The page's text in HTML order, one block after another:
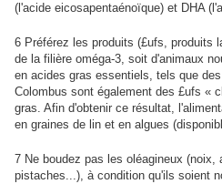
(l'acide eicosapentaénoïque) et DHA
6 Préférez les produits (£ufs, produits
de la filière oméga-3, soit d'animaux
en acides gras essentiels, tels que
Colombus sont également des £ufs «
gras. Afin d'obtenir ce résultat,
en graines de lin et en algues
7 Ne boudez pas les oléagineux (noix,
pistaches...), à condition qu'ils soient